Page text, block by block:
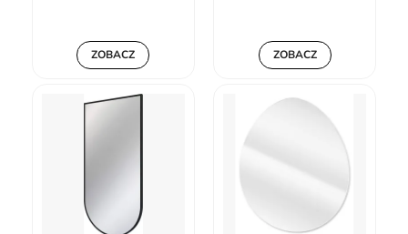
ZOBACZ ZOBACZ